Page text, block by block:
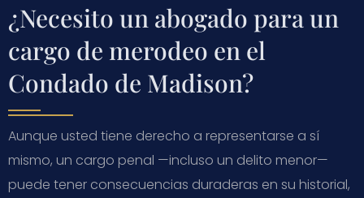
¿Necesito un abogado para un
cargo de merodeo en el
Condado de Madison?
Aunque usted tiene derecho a representarse a sí
mismo, un cargo penal —incluso un delito menor—
puede tener consecuencias duraderas en su historial,